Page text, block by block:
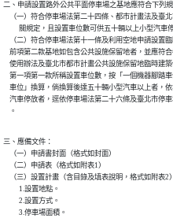
二、申請設置路外公共平面停車場之基地應符合下列規
（一）符合停車場法第二十四條、都市計畫法及臺
關規定，且設置車位數可供五十輛以上小型汽車
（二）符合停車場法第十一條及利用空地申請設置
前項第二款基地如包含公共設施保留地者，並應符
使用辦法及臺北市都市計畫公共設施保留地臨時建
第一項第一款所稱設置車位數，按「一個機器腳
車位」換算，倘換算後達五十輛小型汽車以上者，
汽車停放者，逕依停車場法第二十六條及臺北市停
    。
三、應備文件：
    （一）申請書封面（格式如封面）
    （二）申請表（格式如附表1）
    （三）設置計畫（含目錄及填表說明，格式如附表2）
          1.設置地點。
          2.設置方式。
          3.停車場面積。